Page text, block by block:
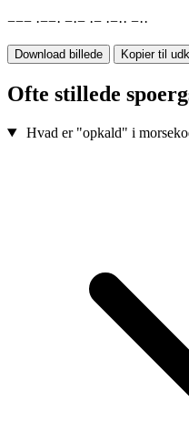
−−− ·−−· −·− ·− ·−·· −··
Download billede Kopier til
Ofte stillede
Hvad er "opkald" i